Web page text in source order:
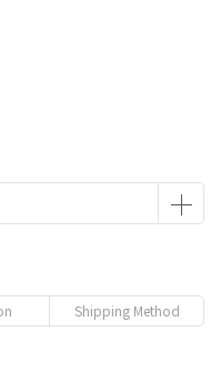
Shipping Method